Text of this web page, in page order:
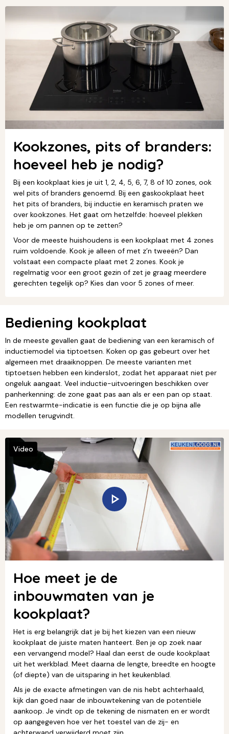
Kookzones, pits of branders:
hoeveel heb je nodig?
Bij een kookplaat kies je uit 1, 2, 4, 5, 6, 7, 8 of 10 zones, ook
wel pits of branders genoemd. Bij een gaskookplaat heet
het pits of branders, bij inductie en keramisch praten we
over kookzones. Het gaat om hetzelfde: hoeveel plekken
heb je om pannen op te zetten?
Voor de meeste huishoudens is een kookplaat met 4 zones
ruim voldoende. Kook je alleen of met z’n tweeën? Dan
volstaat een compacte plaat met 2 zones. Kook je
regelmatig voor een groot gezin of zet je graag meerdere
gerechten tegelijk op? Kies dan voor 5 zones of meer.
Bediening kookplaat
In de meeste gevallen gaat de bediening van een keramisch of
inductiemodel via tiptoetsen. Koken op gas gebeurt over het
algemeen met draaiknoppen. De meeste varianten met
tiptoetsen hebben een kinderslot, zodat het apparaat niet per
ongeluk aangaat. Veel inductie-uitvoeringen beschikken over
panherkenning: de zone gaat pas aan als er een pan op staat.
Een restwarmte-indicatie is een functie die je op bijna alle
modellen terugvindt.
Hoe meet je de
inbouwmaten van je
kookplaat?
Het is erg belangrijk dat je bij het kiezen van een nieuw
kookplaat de juiste maten hanteert. Ben je op zoek naar
een vervangend model? Haal dan eerst de oude kookplaat
uit het werkblad. Meet daarna de lengte, breedte en hoogte
(of diepte) van de uitsparing in het keukenblad.
Als je de exacte afmetingen van de nis hebt achterhaald,
kijk dan goed naar de inbouwtekening van de potentiële
aankoop. Je vindt op de tekening de nismaten en er wordt
op aangegeven hoe ver het toestel van de zij- en
Video